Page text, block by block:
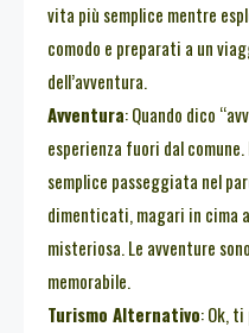
vita più semplice mentre
comodo e preparati a un
dell’avventura.
Avventura: Quando dico
esperienza fuori dal
semplice passeggiata nel
dimenticati, magari in cima
misteriosa. Le avventure
memorabile.
Turismo Alternativo: Ok,